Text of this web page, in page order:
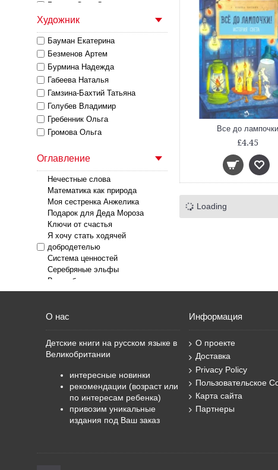
Бундур Олег Семенович
Бурачевская Дина
Васнецова Алена
Волкова Наталия
Волкова Наталия Геннадьевна
Волкова Наталия Геннадьевна,
Волков Василий
Волкова Наталия Геннадьевна,
Игнатова Анна Сергеевна
Габеева Наталья
Герасимова Дарья Сергеевна
Егорова Юлия
Журавлева Виктория
Зверева Е.
Иванова Юлия
Игнатова Анна Сергеевна
Игнатова Анна Сергеевна,
Волкова Наталия Геннадьевна
Каликинская Екатерина
Калмыкова Евгения
Каретникова Екатерина
Ключарева Наталья Львовна
Конюхов Федор
Конюхов Федор Филиппович
Костина Наталья Васильевна
Кочергин Илья
Кочетков Леонид
Лазаренская Майя
Лапшина Диана Юрьевна
Художник
Бауман Екатерина
Безменов Артем
Бурмина Надежда
Габеева Наталья
Гамзина-Бахтий Татьяна
Голубев Владимир
Гребенник Ольга
Громова Ольга
Колесникова Екатерина
Алексеевна
Колкер Мария
Кондратова Наталия
Кондратова Наталия, Кондратов
Петр
Лапшина Диана Юрьевна
Мицкевич Надежда
Подколзин Евгений
Поповская Елена
Яковлев Александр
Оглавление
Нечестные слова
Математика как природа
Моя сестренка Анжелика
Подарок для Деда Мороза
Ключи от счастья
Я хочу стать ходячей
добродетелью
Система ценностей
Серебряные эльфы
Волшебное зеркало
Вендетта
Дети радуги
Все до лампочки
£4.45
Loading
О нас
Детские книги на русском языке в
Великобритании
интересные новинки
рекомендации (возраст или
по интересам ребенка)
привозим уникальные
издания под Ваш заказ
Информация
О проекте
Доставка
Privacy Policy
Пользовательское
Карта сайта
Партнеры